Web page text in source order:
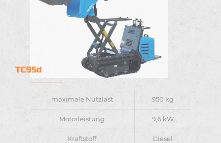
TC95d
maximale Nutzlast 950 kg
Motorleistung 9,6 kW
Kraftstoff Diesel